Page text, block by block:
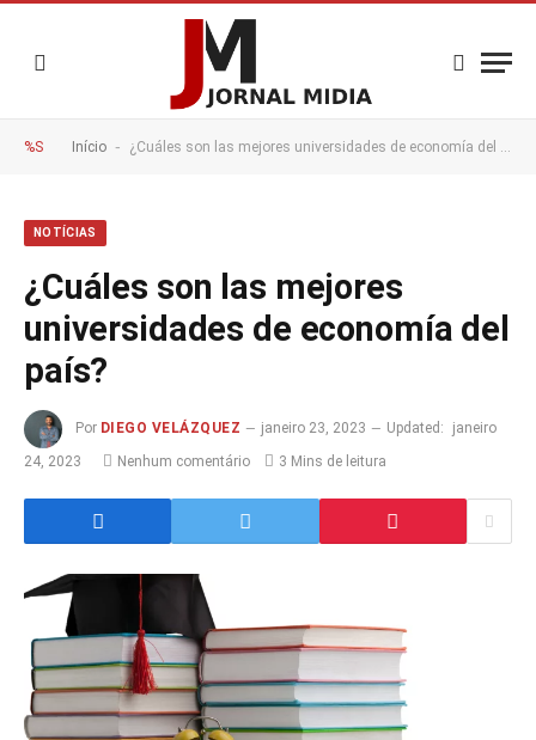
%S Início - ¿Cuáles son las mejores universidades de economía del país?
NOTÍCIAS
¿Cuáles son las mejores
universidades de economía del
país?
Por DIEGO VELÁZQUEZ janeiro 23, 2023 Updated:
janeiro
24, 2023
Nenhum comentário 3 Mins de leitura